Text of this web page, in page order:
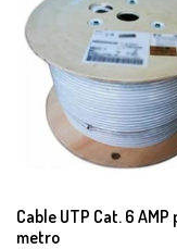
Cable UTP Cat. 6 AMP
metro